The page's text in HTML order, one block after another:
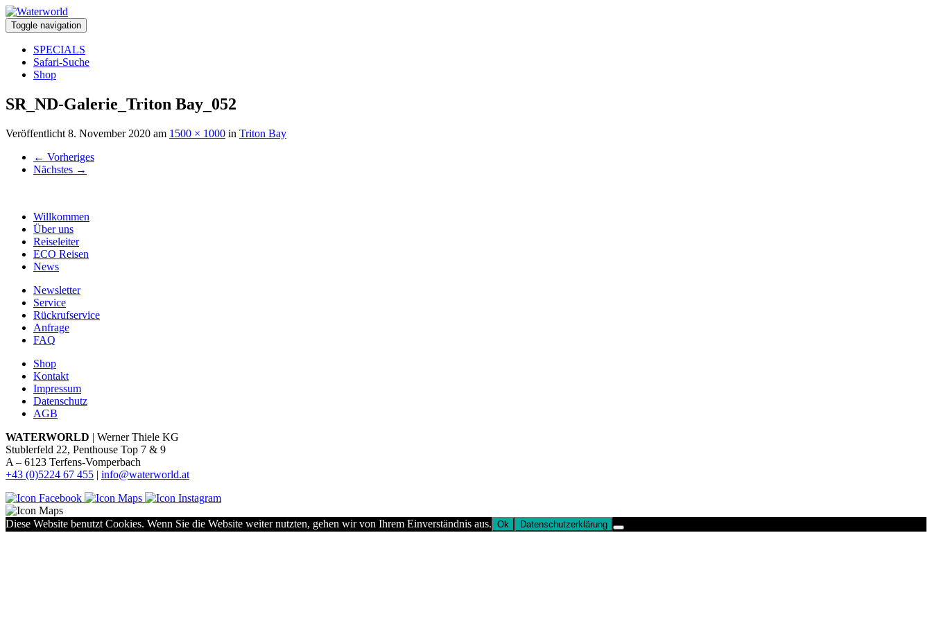
Toggle navigation
SPECIALS
Safari-Suche
Shop
SR_ND-Galerie_Triton Bay_052
Veröffentlicht 8. November 2020 am 1500 × 1000 in Triton Bay
← Vorheriges
Nächstes →
Willkommen
Über uns
Reiseleiter
ECO Reisen
News
Newsletter
Service
Rückrufservice
Anfrage
FAQ
Shop
Kontakt
Impressum
Datenschutz
AGB
WATERWORLD | Werner Thiele KG
Stublerfeld 22, Penthouse Top 7 & 9
A – 6123 Terfens-Vomperbach
+43 (0)5224 67 455 | info@waterworld.at
Diese Website benutzt Cookies. Wenn Sie die Website weiter nutzten, gehen wir von Ihrem Einverständnis aus. Ok Datenschutzerklärung